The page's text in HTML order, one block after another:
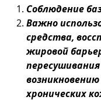
Соблюдение
Важно
средства,
жировой
хронических